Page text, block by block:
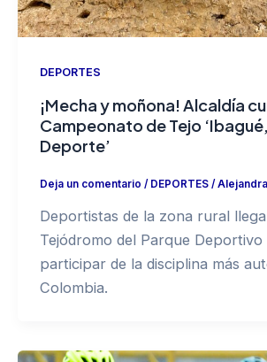
DEPORTES
¡Mecha y moñona! Alcaldía
Campeonato de Tejo
Deporte’
Deja un comentario / DEPORTES/
Deportistas de la zona rural
Tejódromo del Parque Deportivo
participar de la disciplina más
Colombia.